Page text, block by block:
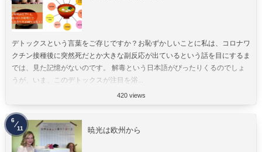
デトックスという言葉をご存じですか？お恥ずかしいことに私は、コロナワ
クチン接種後に突然死だとか大きな副反応が出ているという話を目にするま
では、見た記憶がないのです。 解毒という日本語がぴったりくるのでしょ
うが、いま、このデトックスが注目を浴...
420 views
暁光は欧州から
6
11